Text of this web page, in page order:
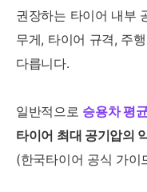
권장하는 타이어 내부
무게, 타이어 규격, 주
다릅니다.
일반적으로 승용차 평
타이어 최대 공기압의
(한국타이어 공식 가이